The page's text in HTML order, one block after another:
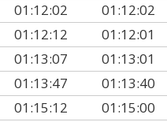
01:12:02 01:12:02
01:12:12 01:12:01
01:13:07 01:13:01
01:13:47 01:13:40
01:15:12 01:15:00